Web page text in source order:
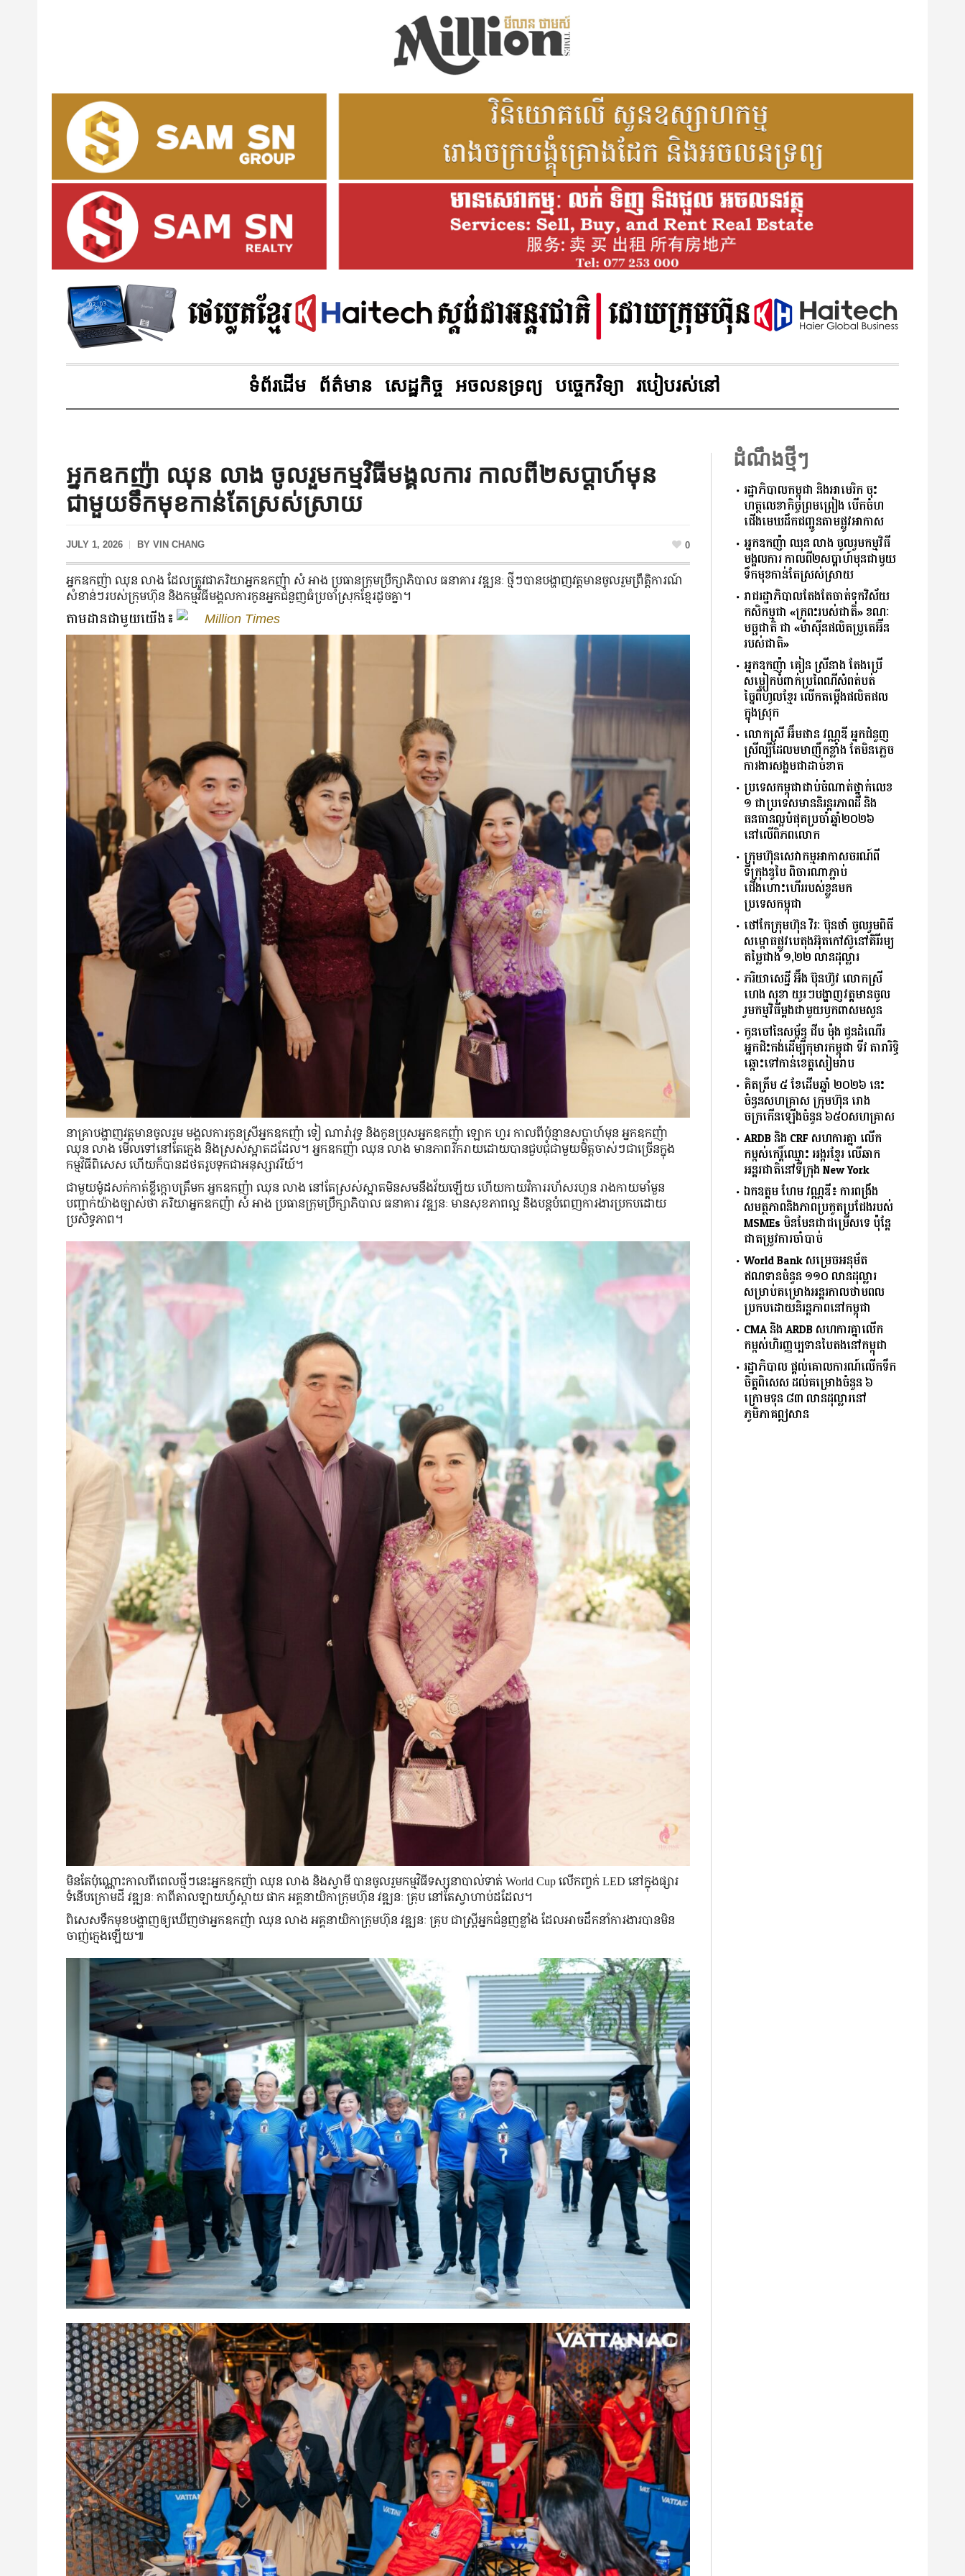
ទំព័រដើម ព័ត៌មាន សេដ្ឋកិច្ច អចលនទ្រព្យ បច្ចេកវិទ្យា របៀបរស់នៅ
អ្នកឧកញ៉ា ឈុន លាង ចូលរួមកម្មវិធីមង្គលការ កាលពី២សប្ដាហ៍មុន
ជាមួយទឹកមុខកាន់តែស្រស់ស្រាយ
JULY 1, 2026 BY VIN CHANG 0
អ្នកឧកញ៉ា ឈុន លាង ដែល​ត្រូវ​ជា​ភរិយា​អ្នក​ឧកញ៉ា សំ អាង ប្រធាន​ក្រុម​ប្រឹក្សាភិបាល ធនាគារ វឌ្ឍនៈ ថ្មី​ៗ​បាន​បង្ហាញ​វត្តមាន​ចូលរួម​ព្រឹត្តិការណ៍​
សំខាន់​ៗ​របស់​ក្រុមហ៊ុន និង​កម្មវិធី​មង្គលការ​កូន​អ្នក​ជំនួញ​ធំ​ប្រចាំ​ស្រុក​ខ្មែរ​ដូច​គ្នា។
តាមដានជាមួយយើង៖ Million Times
នា​គ្រា​បង្ហាញ​វត្តមាន​ចូលរួម ​មង្គលការ​កូនស្រី​អ្នកឧកញ៉ា ទៀ ណារ៉ាវុទ្ធ និង​កូនប្រុស​អ្នកឧកញ៉ា ឡោក ហួរ កាលពី​ប៉ុន្មាន​សប្ដាហ៍​មុន អ្នកឧកញ៉ា
ឈុន លាង មើល​ទៅ​នៅ​តែ​ក្មេង និង​ស្រស់​ស្អាត​ដដែល។ អ្នកឧកញ៉ា ឈុន លាង មានភាព​រីករាយ​ដោយ​បាន​ជួបជុំជាមួយ​មិត្តចាស់ៗ​ជាច្រើន​ក្នុង​
កម្មវិធីពិសេស ហើយ​ក៏​បាន​ដថតរូប​ទុក​ជា​អនុស្សាវរីយ៍។
ជាមួយ​ម៉ូដ​សក់​កាត់​ខ្លី​ក្ដោប​ត្រឹម​ក អ្នកឧកញ៉ា ឈុន លាង នៅតែ​ស្រស់​ស្អាត​មិន​សម​នឹង​វ័យ​ឡើយ ហើយ​កាយវិការ​រហ័សរហួន រាងកាយ​មាំមួន
បញ្ជាក់​យ៉ាង​ច្បាស់​ថា ​ភរិយា​អ្នក​ឧកញ៉ា សំ អាង ប្រធាន​ក្រុម​ប្រឹក្សាភិបាល ធនាគារ វឌ្ឍនៈ មាន​សុខភាព​ល្អ និង​បន្ត​បំពេញ​ការងារ​ប្រកប​ដោយ​
ប្រសិទ្ធភាព។
មិន​តែ​ប៉ុណ្ណោះ​កាលពី​ពេល​ថ្មី​ៗ​នេះ​អ្នកឧកញ៉ា ឈុន លាង និង​ស្វាមី បាន​ចូលរួម​កម្មវិធី​ទស្សនា​បាល់ទាត់ World Cup លើ​កញ្ចក់ LED នៅ​ក្នុងផ្សារ
ទំនើបក្រោមដី វឌ្ឍនៈ កាពីតាលឡាយហ្វ៍ស្តាយ ផាក អគ្គនាយិកាក្រុមហ៊ុន វឌ្ឍនៈ គ្រុប នៅតែ​ស្វាហាប់​ដដែល។
ពិសេស​ទឹកមុខ​បង្ហាញ​ឲ្យ​ឃើញ​ថាអ្នកឧកញ៉ា ឈុន លាង អគ្គនាយិកាក្រុមហ៊ុន វឌ្ឍនៈ គ្រុប ជា​ស្រ្តី​អ្នក​ជំនួញ​ខ្លាំង ដែល​អាច​ដឹកនាំ​ការងារ​បាន​មិន​
ចាញ់​ក្មេង​ឡើយ៕
ដំណឹងថ្មីៗ
រដ្ឋាភិបាលកម្ពុជា និងអាមេរិក ចុះ
ហត្ថលេខាកិច្ចព្រមព្រៀង បើកចំហ
ជើងមេឃដឹកជញ្ជូនតាមផ្លូវអាកាស
អ្នកឧកញ៉ា ឈុន លាង ចូលរួមកម្មវិធី
មង្គលការ កាលពី២សប្ដាហ៍មុនជាមួយ
ទឹកមុខកាន់តែស្រស់ស្រាយ
រាជរដ្ឋាភិបាលតែងតែចាត់ទុកវិស័យ
កសិកម្មជា «ក្រពះរបស់ជាតិ» ខណៈ
មច្ឆជាតិ ជា «ម៉ាស៊ីនផលិតប្រូតេអ៊ីន
របស់ជាតិ»
អ្នកឧកញ៉ា គៀន ស្រីនាង តែងប្រើ
សម្លៀកបំពាក់ប្រពៃណីសំពត់បត់
ច្នៃពីហូលខ្មែរ លើក​តម្កើងផលិតផល
ក្នុងស្រុក
លោកស្រី អ៊ឹមផាន វណ្ណឌី អ្នកជំនួញ
ស្រីល្បីដែលមមាញឹកខ្លាំង តែមិនភ្លេច
ការងារសង្គមជាដាច់ខាត
ប្រទេសកម្ពុជាជាប់ចំណាត់ថ្នាក់លេខ
១ ជាប្រទេសមាននិរន្តរភាពដី និង
ធនធានល្អបំផុតប្រចាំឆ្នាំ២០២៦
នៅលើពិភពលោក
ក្រុមហ៊ុនសេវាកម្មអាកាសចរណ៍ពី
ទីក្រុងឌូបៃ ពិចារណាភ្ជាប់
ជើងហោះហើររបស់ខ្លួនមក
ប្រទេសកម្ពុជា
ថៅកែក្រុមហ៊ុន វិរៈ ប៊ុនថាំ ចូលរួមពិធី
សម្ពោធផ្លូវបេតុងអ៊ុតកៅស៊ូនៅគិរីរម្យ
តម្លៃជាង ១,២២ លានដុល្លារ
ភរិយា​សេដ្ឋី អ៊ឹង ប៊ុនហ៊ូវ លោកស្រី
ហេង សុខា យូរៗបង្ហាញវត្តមានចូល
រួមកម្មវិធីម្ដងជាមួយឫកពាសមសួន
កូនចៅនៃសម្ព័ន្ធ ជីប ម៉ុង ជូនដំណើរ
អ្នកជិះកង់ដើម្បីកុមារកម្ពុជា ទីវ តារារិទ្ធិ
ឆ្ពោះទៅកាន់ខេត្តសៀមរាប
គិតត្រឹម ៥ ខែដើមឆ្នាំ ២០២៦ នេះ
ចំនួនសហគ្រាស ក្រុមហ៊ុន រោង
ចក្រកើនឡើងចំនួន ៦៥០ស​ហគ្រា​ស
ARDB និង CRF សហការគ្នា លើក
កម្ពស់កេរ្តិ៍ឈ្មោះ អង្ករខ្មែរ លើឆាក
អន្តរជាតិនៅទីក្រុង New York
ឯកឧត្តម ហែម វណ្ណឌី៖ ការពង្រឹង
សមត្ថភាពនិងភាពប្រកួតប្រជែងរបស់
MSMEs មិនមែនជាជម្រើសទេ ប៉ុន្តែ
ជាតម្រូវការចាំបាច់
World Bank សម្រេចអនុម័ត
ឥណទាន​ចំនួន ១១០ លានដុល្លារ
សម្រាប់គម្រោងអន្តរកាលថាមពល
ប្រកបដោយនិរន្តភាពនៅកម្ពុជា
CMA និង ARDB សហការគ្នាលើក
កម្ពស់ហិរញ្ញប្បទានបៃតងនៅកម្ពុជា
រដ្ឋាភិបាល ផ្តល់គោលការណ៍លើកទឹក
ចិត្តពិសេស ដល់គម្រោងចំនួន ៦
ក្រោមទុន ៨៣ លានដុល្លារនៅ
ភូមិភាគឦសាន